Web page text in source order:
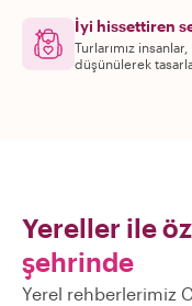
İyi hissettiren
Turlarımız
düşünülerek
Yereller ile
şehrinde
Yerel rehberlerimiz